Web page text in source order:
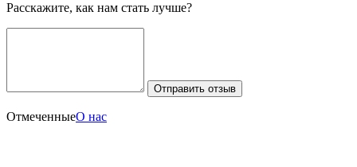
Расскажите, как нам стать лучше?
Отправить отзыв
ОтмеченныеО нас